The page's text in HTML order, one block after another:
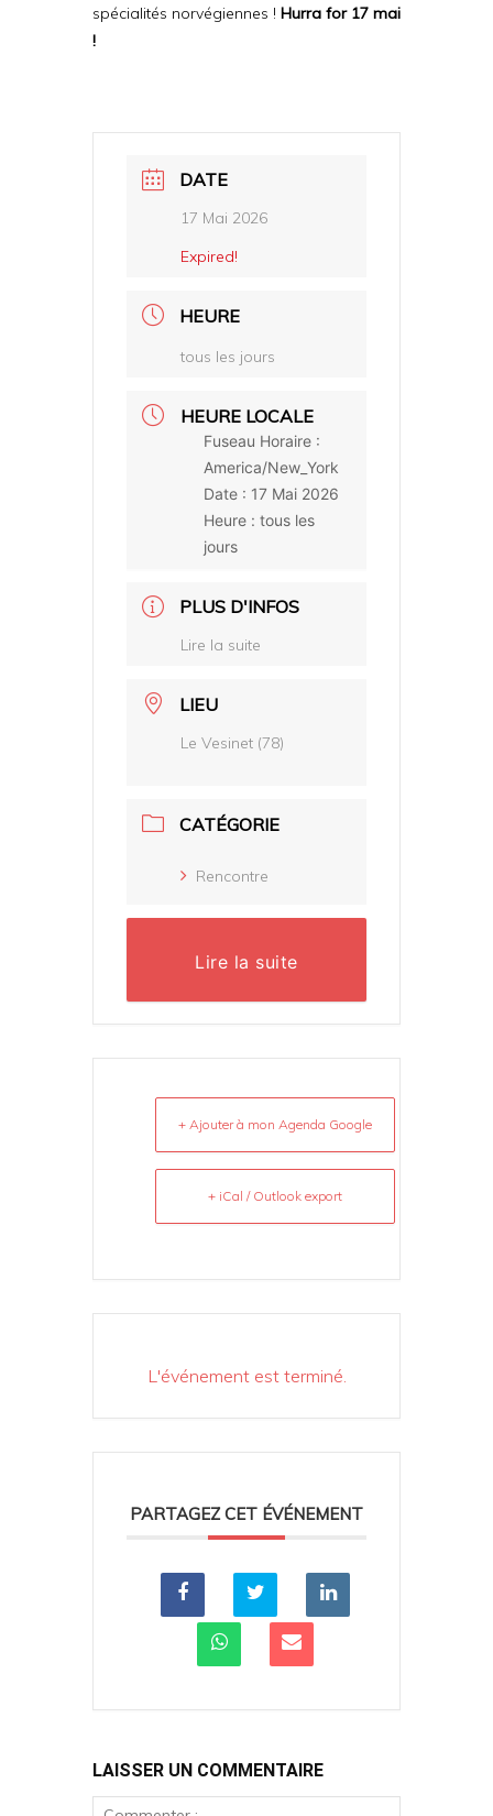
spécialités norvégiennes ! Hurra for 17 mai
!
DATE
17 Mai 2026
Expired!
HEURE
tous les jours
HEURE LOCALE
Fuseau Horaire :
America/New_York
Date : 17 Mai 2026
Heure : tous les
jours
PLUS D'INFOS
Lire la suite
LIEU
Le Vesinet (78)
CATÉGORIE
Rencontre
Lire la suite
+ Ajouter à mon Agenda Google
+ iCal / Outlook export
L'événement est terminé.
PARTAGEZ CET ÉVÉNEMENT
LAISSER UN COMMENTAIRE